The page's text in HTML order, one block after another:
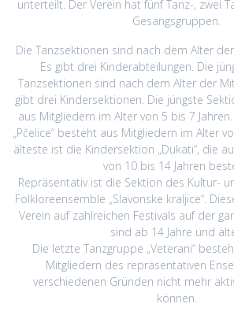
unterteilt. Der Verein hat fünf Tanz-, zwei
Gesangsgruppen.
Die Tanzsektionen sind nach dem Alter
Es gibt drei Kinderabteilungen. Die
Tanzsektionen sind nach dem Alter der
gibt drei Kindersektionen. Die jüngste
aus Mitgliedern im Alter von 5 bis 7
„Pčelice“ besteht aus Mitgliedern im Alter
älteste ist die Kindersektion „Dukati“, die
von 10 bis 14 Jahren
Repräsentativ ist die Sektion des Kultur-
Folkloreensemble „Slavonske kraljice“.
Verein auf zahlreichen Festivals auf der
sind ab 14 Jahre und
Die letzte Tanzgruppe „Veterani“
Mitgliedern des repräsentativen
verschiedenen Gründen nicht mehr
können.